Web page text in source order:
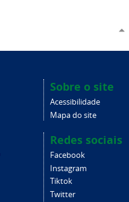
Sobre o site
Acessibilidade
Mapa do site
Redes sociais
Facebook
Instagram
Tiktok
Twitter